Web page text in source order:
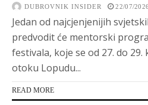
DUBROVNIK INSIDER 22/07/2026
Jedan od najcjenjenijih
predvodit će mentorski
festivala, koje se od 27. do
otoku Lopudu...
READ MORE